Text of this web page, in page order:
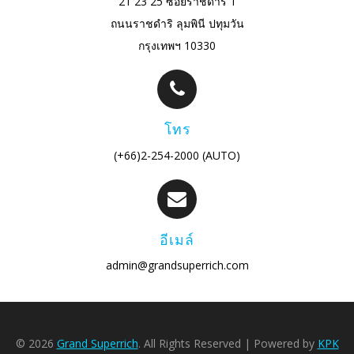
ถนนราชดำริ ลุมพินี ปทุมวัน
กรุงเทพฯ 10330
โทร
(+66)2-254-2000 (AUTO)
อีเมล์
admin@grandsuperrich.com
© 2026 Grand Superrich. All Rights Reserved | Powered by KPK